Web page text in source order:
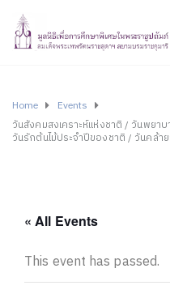
Home
Events
วันสังคมสงเคราะห์แห่งชาติ / วันพยา
วันรักต้นไม้ประจำปีของชาติ / วันคล้า
« All Events
This event has passed.